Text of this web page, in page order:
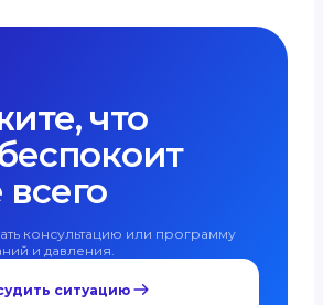
что
консультацию или программу
и давления.
ситуацию